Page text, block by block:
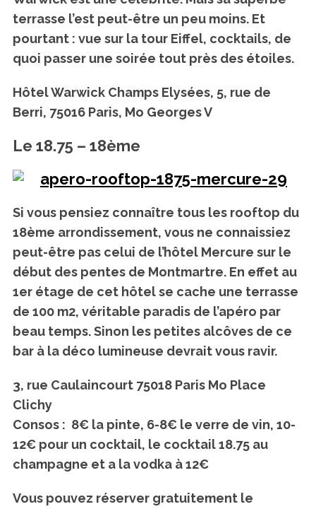
terrasse l’est peut-être un peu moins. Et
pourtant : vue sur la tour Eiffel, cocktails, de
quoi passer une soirée tout près des étoiles.
Hôtel Warwick Champs Elysées, 5, rue de
Berri, 75016 Paris, Mo Georges V
Le 18.75 – 18ème
Si vous pensiez connaître tous les rooftop du
18ème arrondissement, vous ne connaissiez
peut-être pas celui de l’hôtel Mercure sur le
début des pentes de Montmartre. En effet au
1er étage de cet hôtel se cache une terrasse
de 100 m2, véritable paradis de l’apéro par
beau temps. Sinon les petites alcôves de ce
bar à la déco lumineuse devrait vous ravir.
3, rue Caulaincourt 75018 Paris Mo Place
Clichy
Consos : 8€ la pinte, 6-8€ le verre de vin, 10-
12€ pour un cocktail, le cocktail 18.75 au
champagne et a la vodka à 12€
Vous pouvez réserver gratuitement le